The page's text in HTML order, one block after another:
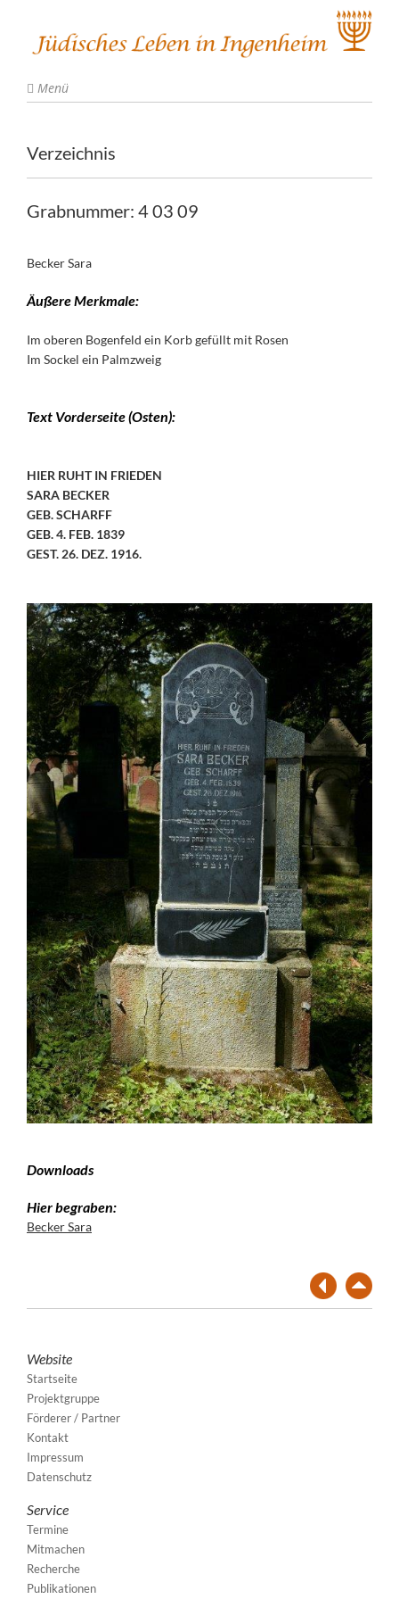
Menü
Verzeichnis
Grabnummer: 4 03 09
Becker Sara
Äußere Merkmale:
Im oberen Bogenfeld ein Korb gefüllt mit Rosen
Im Sockel ein Palmzweig
Text Vorderseite (Osten):
HIER RUHT IN FRIEDEN
SARA BECKER
GEB. SCHARFF
GEB. 4. FEB. 1839
GEST. 26. DEZ. 1916.
Downloads
Hier begraben:
Becker Sara
Website
Startseite
Projektgruppe
Förderer / Partner
Kontakt
Impressum
Datenschutz
Service
Termine
Mitmachen
Recherche
Publikationen